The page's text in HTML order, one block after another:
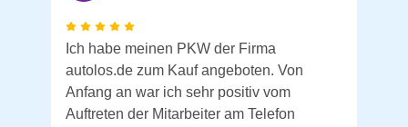
Ich habe meinen PKW der Firma
autolos.de zum Kauf angeboten. Von
Anfang an war ich sehr positiv vom
Auftreten der Mitarbeiter am Telefon